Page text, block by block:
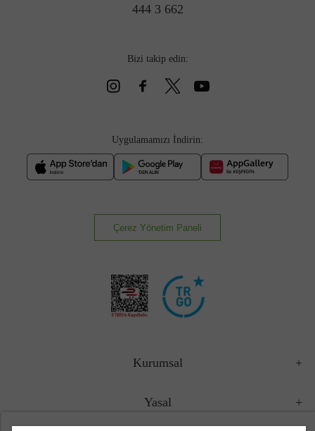
444 3 662
Bizi takip edin:
Uygulamamızı İndirin:
Çerez Yönetim Paneli
Kurumsal
Yasal